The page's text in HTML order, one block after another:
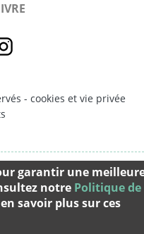
- cookies et vie privée
garantir une
notre Politique de
savoir plus sur ces